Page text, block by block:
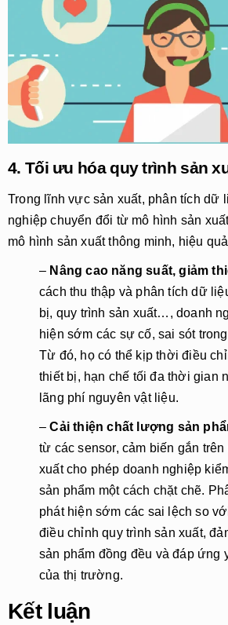
4. Tối ưu hóa quy trình sản
Trong lĩnh vực sản xuất, phân tích dữ
nghiệp chuyển đổi từ mô hình sản
mô hình sản xuất thông minh, hiệu
– Nâng cao năng suất, giảm
cách thu thập và phân tích dữ
bị, quy trình sản xuất…, doanh
hiện sớm các sự cố, sai sót
Từ đó, họ có thể kịp thời điều
thiết bị, hạn chế tối đa thời gian
lãng phí nguyên vật liệu.
–Cải thiện chất lượng sản
từ các sensor, cảm biến gắn
xuất cho phép doanh nghiệp
sản phẩm một cách chặt chẽ.
phát hiện sớm các sai lệch so
điều chỉnh quy trình sản xuất,
sản phẩm đồng đều và đáp ứng
của thị trường.
Kết luận